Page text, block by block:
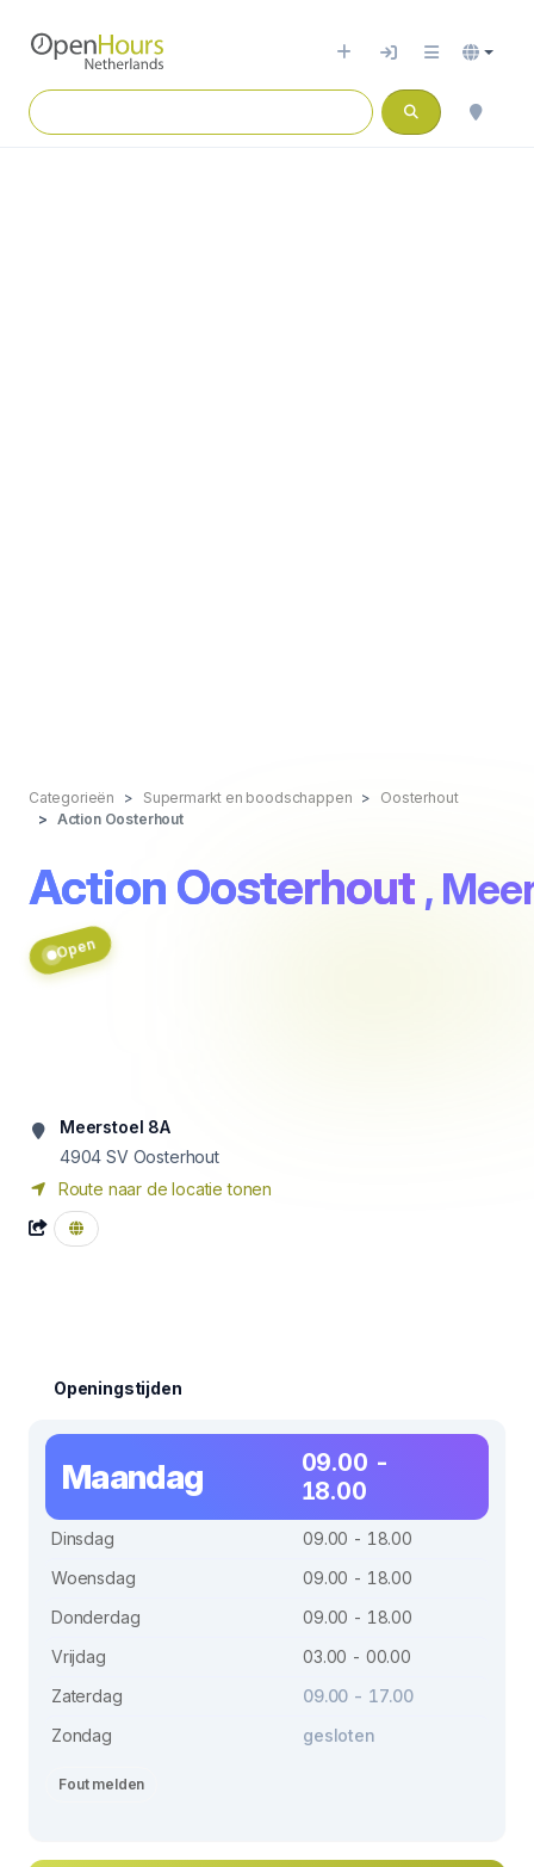
Categorieën Supermarkt en boodschappen
Oosterhout
Action Oosterhout
Action Oosterhout ,
Open
Meerstoel 8A
4904 SV Oosterhout
Route naar de locatie tonen
Openingstijden
Maandag
09.00 -
18.00
Dinsdag
09.00 - 18.00
Woensdag
09.00 - 18.00
Donderdag
09.00 - 18.00
Vrijdag
03.00 - 00.00
Zaterdag
09.00 - 17.00
Zondag
gesloten
Fout melden